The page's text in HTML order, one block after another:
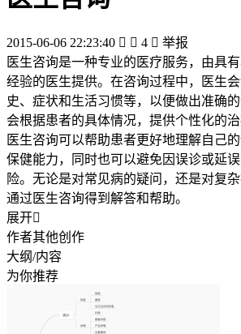
2015-06-06 22:23:40   4  举报
医生咨询是一种专业的医疗服务，由具
经验的医生提供。在咨询过程中，医生
史、症状和生活习惯等，以便做出准确
会根据患者的具体情况，提供个性化的治
医生咨询可以帮助患者更好地理解自己
保健能力，同时也可以避免因误诊或延
险。无论是对常见病的疑问，还是对复
通过医生咨询得到解答和帮助。
展开
作者其他创作
大纲/内容
为你推荐